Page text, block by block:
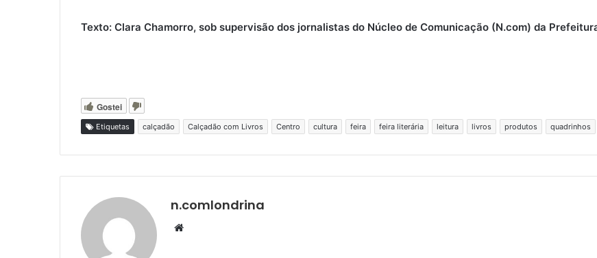
Texto: Clara Chamorro, sob supervisão dos jornalistas do Núcleo de Comunicação (N.com) da
Gostei
Etiquetas calçadão Calçadão com Livros Centro cultura feira feira literária leitura livros produtos quadrinhos
n.comlondrina
Website